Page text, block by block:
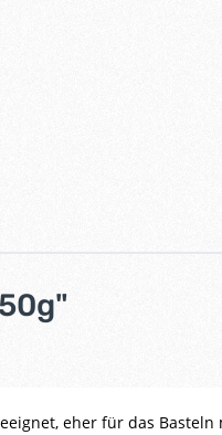
eher für das